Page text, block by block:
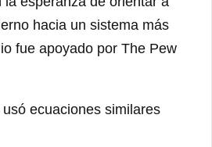
hacia un sistema más
fue apoyado por The Pew
ecuaciones similares